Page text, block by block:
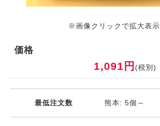
※画像クリックで拡大表示
価格
1,091円 (税別)
最低注文数 熊本: 5個～